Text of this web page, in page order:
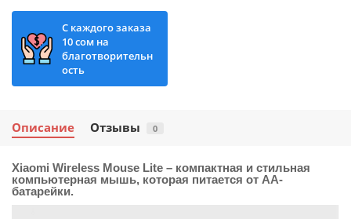
С каждого заказа
10 сом на
благотворительн
ость
Описание Отзывы 0
Xiaomi Wireless Mouse Lite – компактная и стильная
компьютерная мышь, которая питается от АА-
батарейки.